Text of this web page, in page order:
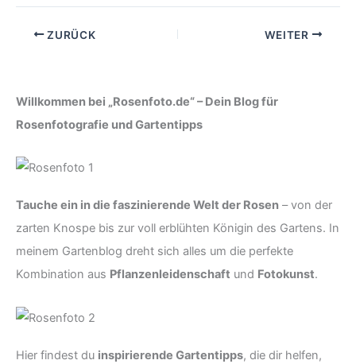
ZURÜCK WEITER
Willkommen bei „Rosenfoto.de“ – Dein Blog für
Rosenfotografie und Gartentipps
Tauche ein in die faszinierende Welt der Rosen – von der
zarten Knospe bis zur voll erblühten Königin des Gartens. In
meinem Gartenblog dreht sich alles um die perfekte
Kombination aus Pflanzenleidenschaft und Fotokunst.
Hier findest du inspirierende Gartentipps, die dir helfen,